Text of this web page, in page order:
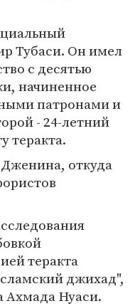
Тубаси. Он имел
с десятью
начиненное
патронами и
- 24-летний
теракта.
откуда
теракта
джихад",
Ахмада Нуаси.